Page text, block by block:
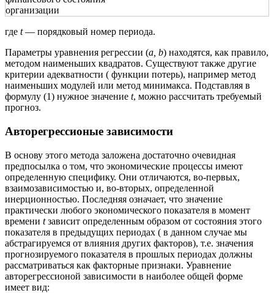
где t— порядковый номер периода.
Параметры уравнения регрессии (a, b) находятся, как правило,
методом наименьших квадратов. Существуют также другие
критерии адекватности ( функции потерь), например метод
наименьших модулей или метод минимакса. Подставляя в
формулу (1) нужное значение t, можно рассчитать требуемый
прогноз.
Авторегрессионые зависимости
В основу этого метода заложена достаточно очевидная
предпосылка о том, что экономические процессы имеют
определенную специфику. Они отличаются, во-первых,
взаимозависимостью и, во-вторых, определенной
инерционностью. Последняя означает, что значение
практически любого экономического показателя в момент
времени tзависит определенным образом от состояния этого
показателя в предыдущих периодах ( в данном случае мы
абстрагируемся от влияния других факторов), т.е. значения
прогнозируемого показателя в прошлых периодах должны
рассматриваться как факторные признаки. Уравнение
авторегрессионой зависимости в наиболее общей форме
имеет вид: